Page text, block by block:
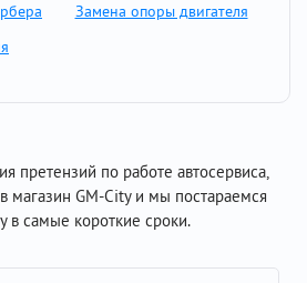
Замена опоры двигателя
претензий по работе автосервиса,
магазин GM-City и мы постараемся
в самые короткие сроки.